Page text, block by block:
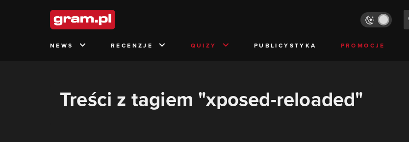
NEWS RECENZJE QUIZY PUBLICYSTYKA PROMOCJE
Treści z tagiem "xposed-reloaded"